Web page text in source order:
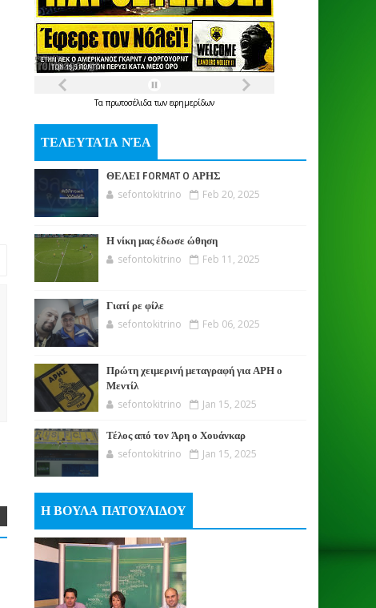
Τα πρωτοσέλιδατων εφημερίδων
ΤΕΛΕΥΤΑΊΑ ΝΈΑ
ΘΕΛΕΙ FORMAT O ΑΡΗΣ
sefontokitrino Feb 20, 2025
Η νίκη μας έδωσε ώθηση
sefontokitrino Feb 11, 2025
Γιατί ρε φίλε
sefontokitrino Feb 06, 2025
Πρώτη χειμερινή μεταγραφή για ΑΡΗ ο
Μεντίλ
sefontokitrino Jan 15, 2025
Τέλος από τον Άρη ο Χουάνκαρ
sefontokitrino Jan 15, 2025
Η ΒΟΥΛΑ ΠΑΤΟΥΛΙΔΟΥ